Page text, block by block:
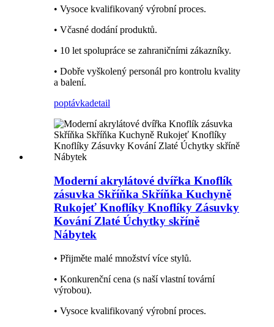
• Vysoce kvalifikovaný výrobní proces.
• Včasné dodání produktů.
• 10 let spolupráce se zahraničními zákazníky.
• Dobře vyškolený personál pro kontrolu kvality
a balení.
poptávkadetail
Moderní akrylátové dvířka Knoflík
zásuvka Skříňka Skříňka Kuchyně
Rukojeť Knoflíky Knoflíky Zásuvky
Kování Zlaté Úchytky skříně
Nábytek
• Přijměte malé množství více stylů.
• Konkurenční cena (s naší vlastní tovární
výrobou).
• Vysoce kvalifikovaný výrobní proces.